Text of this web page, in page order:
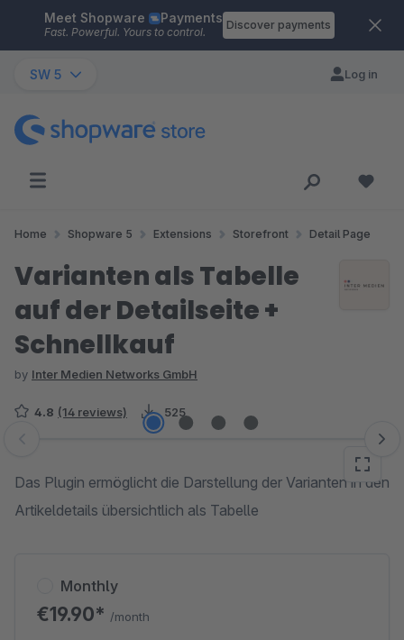
Skip to main content
Meet Shopware Payments
Fast. Powerful. Yours to control.
Discover payments
SW 5 Log in
Home Shopware 5 Extensions Storefront Detail Page
Varianten als Tabelle
auf der Detailseite +
Schnellkauf
by Inter Medien Networks GmbH
4.8 (14 reviews) 525
Skip image gallery
Das Plugin ermöglicht die Darstellung der Varianten in den
Artikeldetails übersichtlich als Tabelle
Monthly
€19.90* /month